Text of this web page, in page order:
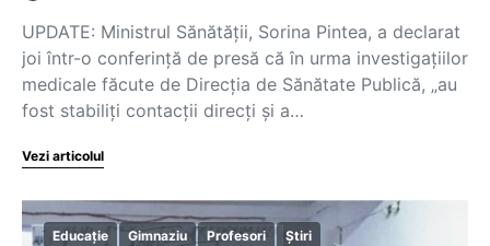
UPDATE: Ministrul Sănătăţii, Sorina Pintea, a declarat
joi într-o conferinţă de presă că în urma investigațiilor
medicale făcute de Direcția de Sănătate Publică, „au
fost stabiliţi contacţii direcţi şi a…
Vezi articolul
Educație Gimnaziu Profesori Știri